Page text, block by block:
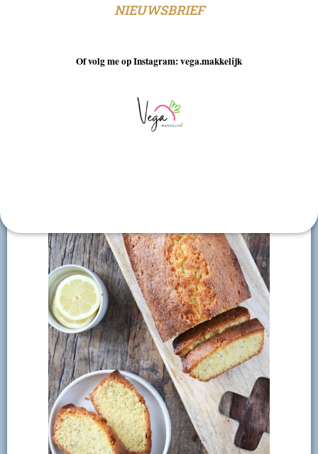
NIEUWSTE
RECEPTEN
NIEUWSBRIEF
Of volg me op Instagram: vega.makkelijk